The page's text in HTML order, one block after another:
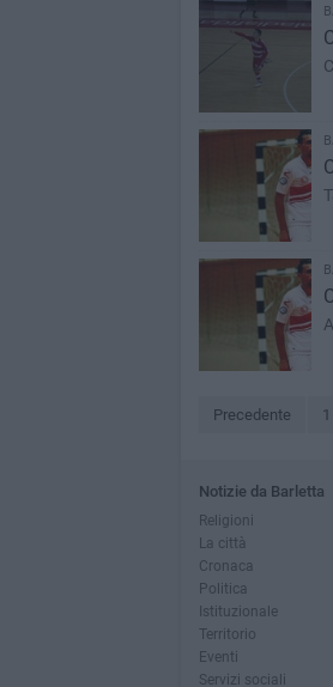
Precedente 1
Notizie da Barletta
Religioni
La città
Cronaca
Politica
Istituzionale
Territorio
Eventi
Servizi sociali